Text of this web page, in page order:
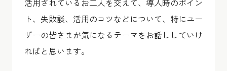
活用されているお二人を交えて、導入時のポイン
ト、失敗談、活用のコツなどについて、特にユー
ザーの皆さまが気になるテーマをお話ししていけ
ればと思います。